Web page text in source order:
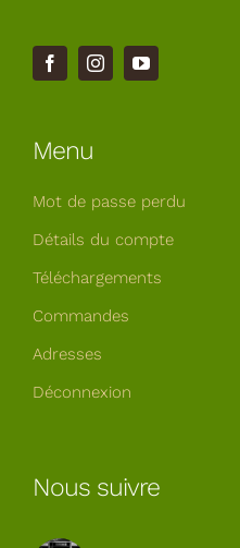
Menu
Mot de passe perdu
Détails du compte
Téléchargements
Commandes
Adresses
Déconnexion
Nous suivre